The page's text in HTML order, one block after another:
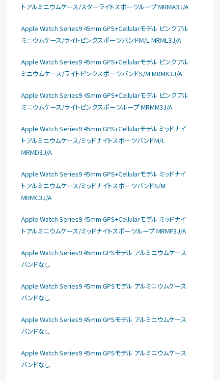
トアルミニウムケース/スターライトスポーツループ MRMA3J/A
Apple Watch Series9 45mm GPS+Cellularモデル ピンクアル
ミニウムケース/ライトピンクスポーツバンドM/L MRML3J/A
Apple Watch Series9 45mm GPS+Cellularモデル ピンクアル
ミニウムケース/ライトピンクスポーツバンドS/M MRMK3J/A
Apple Watch Series9 45mm GPS+Cellularモデル ピンクアル
ミニウムケース/ライトピンクスポーツループ MRMM3J/A
Apple Watch Series9 45mm GPS+Cellularモデル ミッドナイ
トアルミニウムケース/ミッドナイトスポーツバンドM/L
MRMD3J/A
Apple Watch Series9 45mm GPS+Cellularモデル ミッドナイ
トアルミニウムケース/ミッドナイトスポーツバンドS/M
MRMC3J/A
Apple Watch Series9 45mm GPS+Cellularモデル ミッドナイ
トアルミニウムケース/ミッドナイトスポーツループ MRMF3J/A
Apple Watch Series9 45mm GPSモデル アルミニウムケース
バンドなし
Apple Watch Series9 45mm GPSモデル アルミニウムケース
バンドなし
Apple Watch Series9 45mm GPSモデル アルミニウムケース
バンドなし
Apple Watch Series9 45mm GPSモデル アルミニウムケース
バンドなし